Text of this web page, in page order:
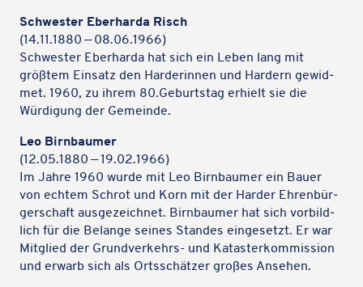
Schwes­ter Eber­harda Risch
(14.11.1880 — 08.06.1966)
Schwes­ter Eber­harda hat sich ein Leben lang mit
größtem Einsatz den Harde­rin­nen und Hardern gewid­
met. 1960, zu ihrem 80.Geburtstag erhielt sie die
Würdi­gung der Gemeinde.
Leo Birn­bau­mer
(12.05.1880 — 19.02.1966)
Im Jahre 1960 wurde mit Leo Birn­bau­mer ein Bauer
von echtem Schrot und Korn mit der Harder Ehren­bür­
ger­schaft ausge­zeich­net. Birn­bau­mer hat sich vorbild­
lich für die Belange seines Standes einge­setzt. Er war
Mitglied der Grund­ver­kehrs- und Katas­ter­kom­mis­sion
und erwarb sich als Orts­schät­zer großes Ansehen.